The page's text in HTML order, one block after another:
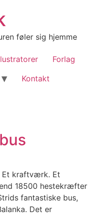
føler sig hjemme
Forlag
Kontakt
kraftværk. Et
18500 hestekræfter
fantastiske bus,
Det er